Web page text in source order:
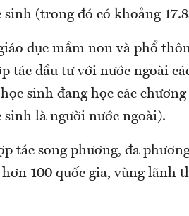
sinh (trong đó có khoảng
dục mầm non và phổ
tác đầu tư với nước ngoài
sinh đang học các
sinh là người nước ngoài).
tác song phương, đa
100 quốc gia, vùng lãnh